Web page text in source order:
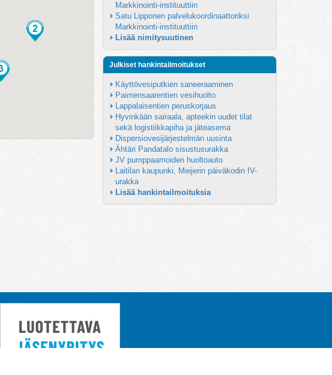
Markkinointi-instituuttiin
Satu Lipponen palvelukoordinaattoriksi
Markkinointi-instituuttiin
Lisää nimitysuutinen
Julkiset hankintailmoitukset
Käyttövesiputkien saneeraaminen
Paimensaarentien vesihuolto
Lappalaisentien peruskorjaus
Hyvinkään sairaala, apteekin uudet tilat
sekä logistiikkapiha ja jäteasema
Dispersiovesijärjestelmän uusinta
Ähtäri Pandatalo sisustusurakka
JV pumppaamoiden huoltoauto
Laitilan kaupunki, Meijerin päiväkodin IV-
urakka
Lisää hankintailmoituksia